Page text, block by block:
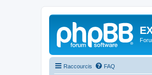
Raccourcis FAQ